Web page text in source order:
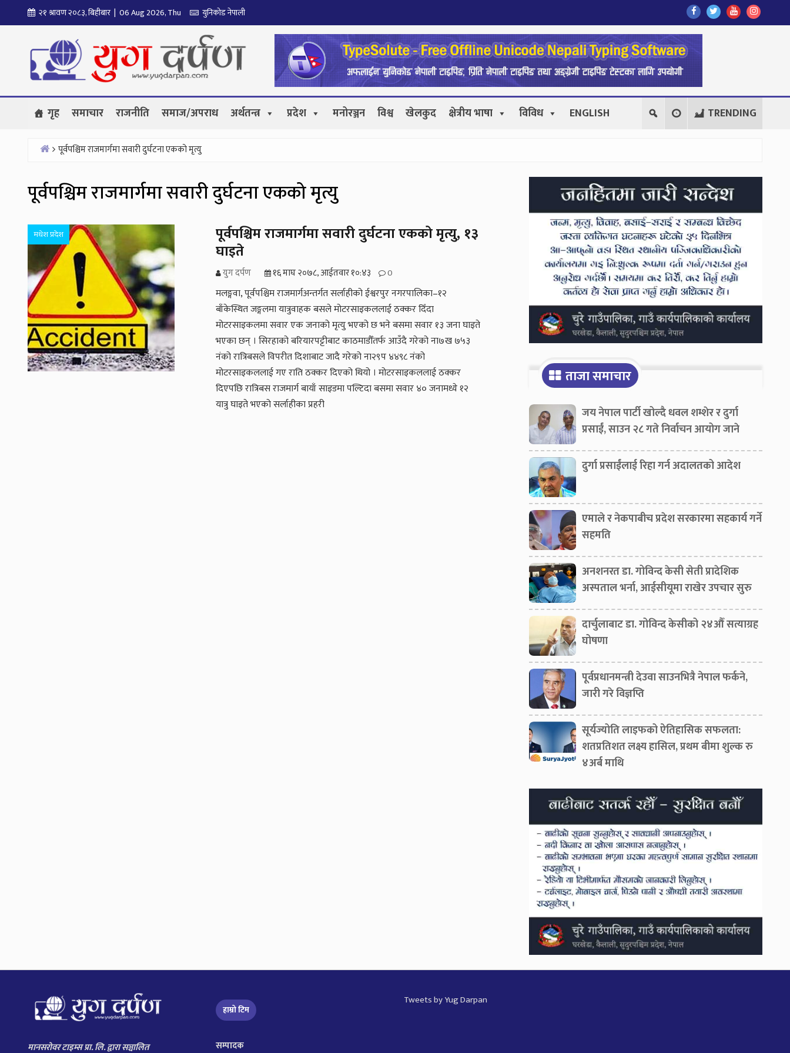
to
२१ श्रावण २०८३, बिहीबार | 06 Aug 2026, Thu युनिकोड नेपाली
Find
Us
On
Facebook
Find
Us
Find
Us
Follow
Us
गृह समाचार राजनीति समाज/अपराध अर्थतन्त्र प्रदेश मनोरञ्जन विश्व खेलकुद क्षेत्रीय भाषा विविध ENGLISH TRENDING
पूर्वपश्चिम राजमार्गमा सवारी दुर्घटना एकको मृत्यु
पूर्वपश्चिम राजमार्गमा सवारी दुर्घटना एकको मृत्यु
मधेश प्रदेश पूर्वपश्चिम राजमार्गमा सवारी दुर्घटना एकको मृत्यु, १३
घाइते
युग दर्पण १६ माघ २०७८, आईतवार १०:४३ 0
मलङ्गवा, पूर्वपश्चिम राजमार्गअन्तर्गत सर्लाहीको ईश्वरपुर नगरपालिका–१२
बाँकेस्थित जङ्गलमा यात्रुवाहक बसले मोटरसाइकललाई ठक्कर दिँदा
मोटरसाइकलमा सवार एक जनाको मृत्यु भएको छ भने बसमा सवार १३ जना घाइते
भएका छन् । सिरहाको बरियारपट्टीबाट काठमाडौँतर्फ आउँदै गरेको ना७ख ७५३
नंको रात्रिबसले विपरीत दिशाबाट जादै गरेको ना२९प ४४९८ नंको
मोटरसाइकललाई गए राति ठक्कर दिएको थियो । मोटरसाइकललाई ठक्कर
दिएपछि रात्रिबस राजमार्ग बायाँ साइडमा पल्टिदा बसमा सवार ४० जनामध्ये १२
यात्रु घाइते भएको सर्लाहीका प्रहरी
Secondary
Sidebar
ताजा समाचार
जय नेपाल पार्टी खोल्दै धवल शम्शेर र दुर्गा
प्रसाईं, साउन २८ गते निर्वाचन आयोग जाने
दुर्गा प्रसाईंलाई रिहा गर्न अदालतको आदेश
एमाले र नेकपाबीच प्रदेश सरकारमा सहकार्य गर्ने
सहमति
अनशनरत डा. गोविन्द केसी सेती प्रादेशिक
अस्पताल भर्ना, आईसीयूमा राखेर उपचार सुरु
दार्चुलाबाट डा. गोविन्द केसीको २४औँ सत्याग्रह
घोषणा
पूर्वप्रधानमन्त्री देउवा साउनभित्रै नेपाल फर्कने,
जारी गरे विज्ञप्ति
सूर्यज्योति लाइफको ऐतिहासिक सफलता:
शतप्रतिशत लक्ष्य हासिल, प्रथम बीमा शुल्क रु
४अर्ब माथि
मानसरोवर टाइम्स प्रा. लि. द्वारा सञ्चालित
हाम्रो टिम
सम्पादक
Tweets by Yug Darpan